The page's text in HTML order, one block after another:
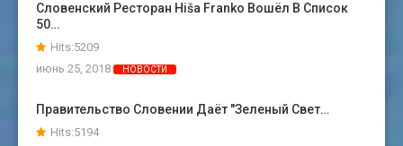
Словенский Ресторан Hiša Franko Вошёл В Список
50…
Hits:5209
июнь 25, 2018
НОВОСТИ
Правительство Словении Даёт "зеленый Свет…
Hits:5194